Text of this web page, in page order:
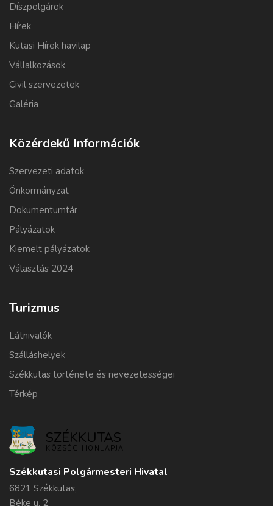
Díszpolgárok
Hírek
Kutasi Hírek havilap
Vállalkozások
Civil szervezetek
Galéria
Közérdekű Információk
Szervezeti adatok
Önkormányzat
Dokumentumtár
Pályázatok
Kiemelt pályázatok
Választás 2024
Turizmus
Látnivalók
Szálláshelyek
Székkutas története és nevezetességei
Térkép
SZÉKKUTAS
KÖZSÉG HONLAPJA
Székkutasi Polgármesteri Hivatal
6821 Székkutas,
Béke u. 2.